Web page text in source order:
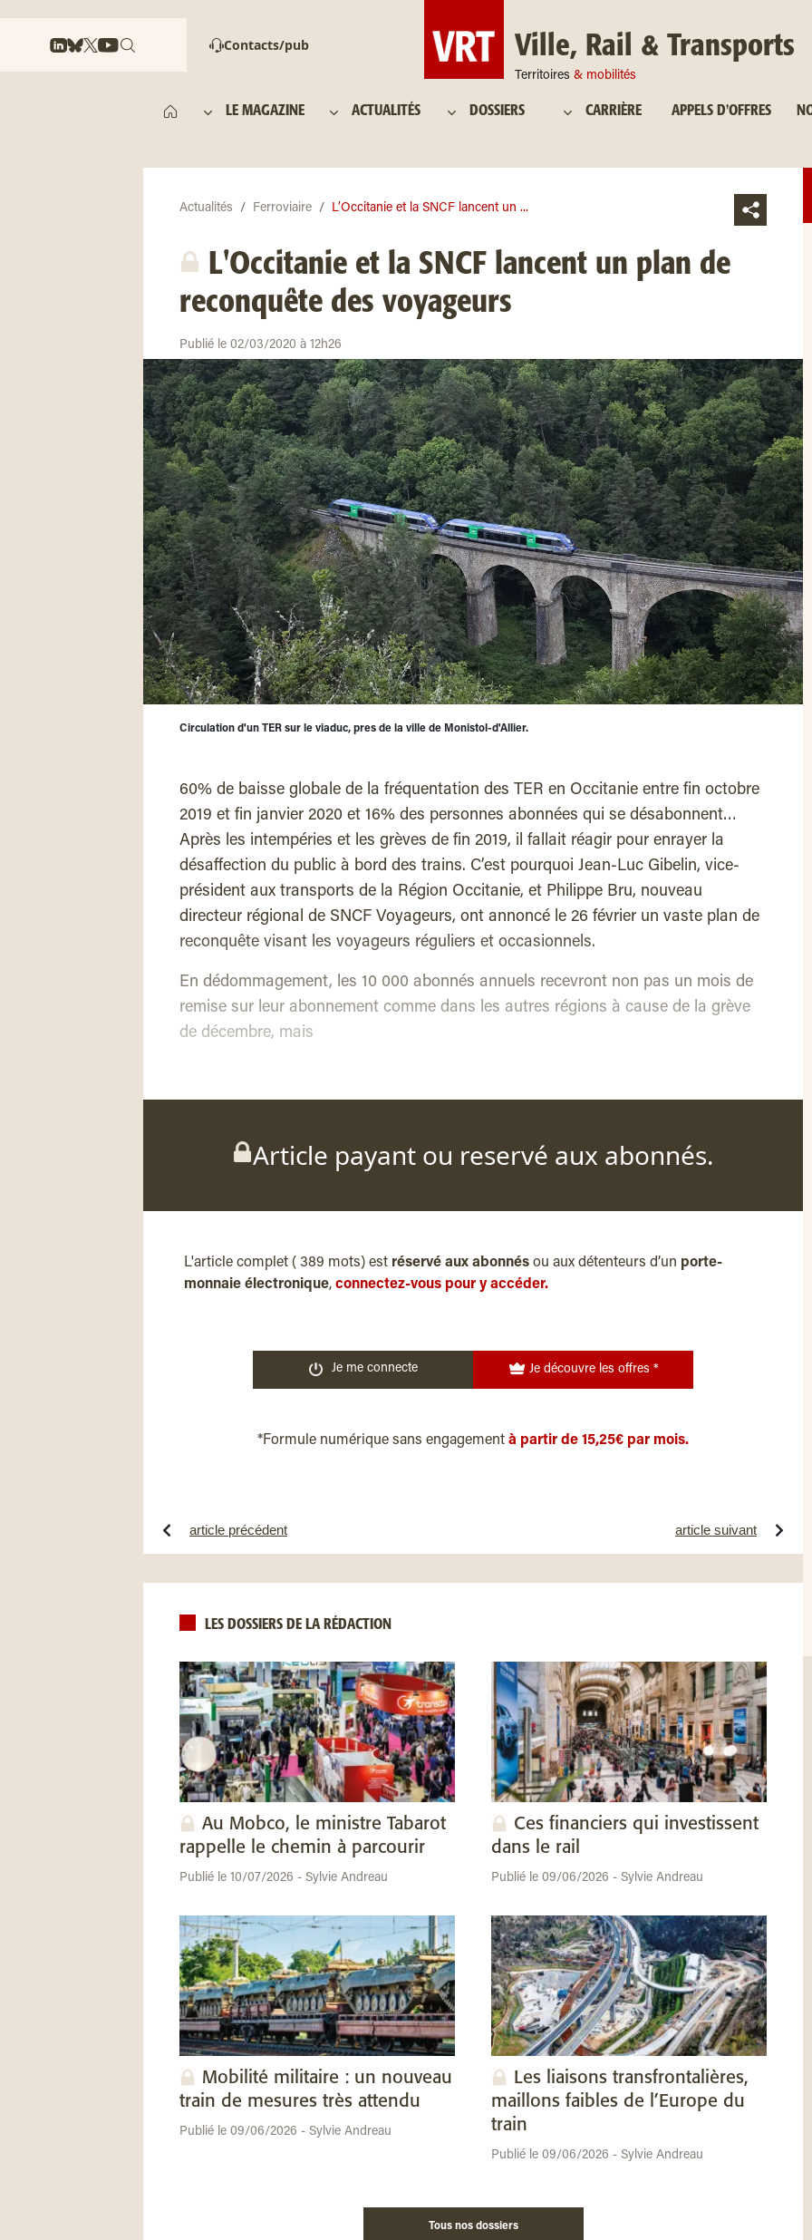
Contacts/pub Ville, Rail & Transports
Territoires & mobilités
LE MAGAZINE ACTUALITÉS DOSSIERS CARRIÈRE APPELS D'OFFRES
Actualités Ferroviaire L’Occitanie et la SNCF lancent un ...
L'Occitanie et la SNCF lancent un plan de
reconquête des voyageurs
Publié le 02/03/2020 à 12h26
Circulation d'un TER sur le viaduc, pres de la ville de Monistol-d'Allier.
60% de baisse globale de la fréquentation des TER en Occitanie entre fin octobre
2019 et fin janvier 2020 et 16% des personnes abonnées qui se désabonnent…
Après les intempéries et les grèves de fin 2019, il fallait réagir pour enrayer la
désaffection du public à bord des trains. C’est pourquoi Jean-Luc Gibelin, vice-
président aux transports de la Région Occitanie, et Philippe Bru, nouveau
directeur régional de SNCF Voyageurs, ont annoncé le 26 février un vaste plan de
reconquête visant les voyageurs réguliers et occasionnels.
En dédommagement, les 10 000 abonnés annuels recevront non pas un mois de
remise sur leur abonnement comme dans les autres régions à cause de la grève
de décembre, mais
Article payant ou reservé aux abonnés.
L'article complet ( 389 mots) est réservé aux abonnés ou aux détenteurs d’un porte-
monnaie électronique, connectez-vous pour y accéder.
Je me connecte Je découvre les offres *
*Formule numérique sans engagement à partir de 15,25€ par mois.
article précédent article suivant
LES DOSSIERS DE LA RÉDACTION
Au Mobco, le ministre Tabarot
rappelle le chemin à parcourir
Publié le 10/07/2026 - Sylvie Andreau
Ces financiers qui investissent
dans le rail
Publié le 09/06/2026 - Sylvie Andreau
Mobilité militaire : un nouveau
train de mesures très attendu
Publié le 09/06/2026 - Sylvie Andreau
Les liaisons transfrontalières,
maillons faibles de l’Europe du
train
Publié le 09/06/2026 - Sylvie Andreau
Tous nos dossiers